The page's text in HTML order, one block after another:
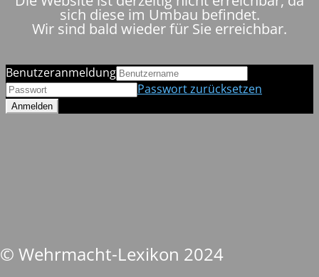
sich diese im Umbau befindet.
Wir sind bald wieder für Sie erreichbar.
© Wehrmacht-Lexikon 2024
Benutzeranmeldung
Passwort zurücksetzen